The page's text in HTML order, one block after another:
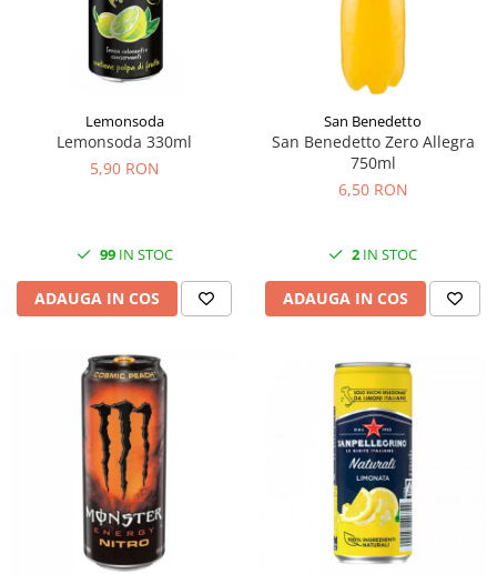
Lemonsoda
Lemonsoda 330ml
5,90 RON
99IN STOC
ADAUGA IN COS
San Benedetto
San Benedetto Zero Allegra
750ml
6,50 RON
2 IN STOC
ADAUGA IN COS